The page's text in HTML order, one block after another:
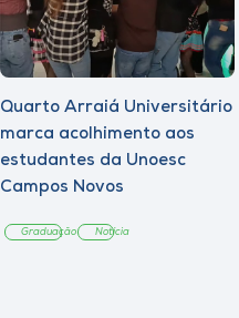
Quarto Arraiá Universitário
marca acolhimento aos
estudantes da Unoesc
Campos Novos
Graduação Notícia